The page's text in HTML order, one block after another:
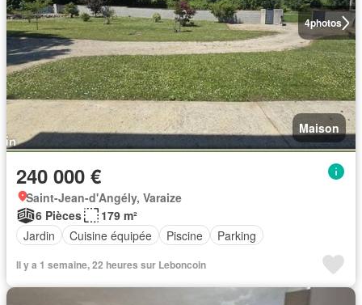
4photos
Maison
240 000 €
Saint-Jean-d'Angély, Varaize
6 Pièces
179 m²
Jardin
Cuisine équipée Piscine Parking
Il y a 1 semaine, 22 heures sur Leboncoin